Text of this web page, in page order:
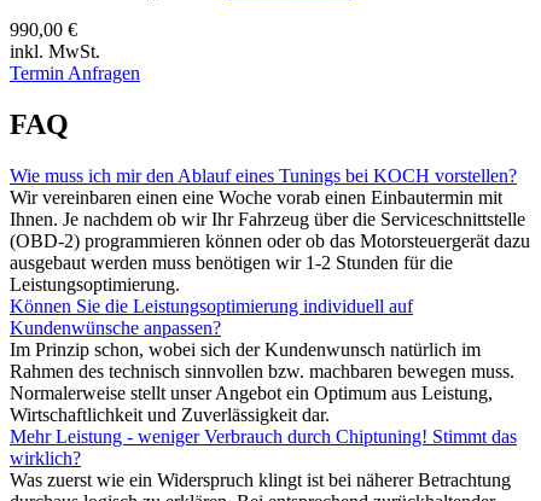
990,00 €
inkl. MwSt.
Termin Anfragen
FAQ
Wie muss ich mir den Ablauf eines Tunings bei KOCH vorstellen?
Wir vereinbaren einen eine Woche vorab einen Einbautermin mit
Ihnen. Je nachdem ob wir Ihr Fahrzeug über die Serviceschnittstelle
(OBD-2) programmieren können oder ob das Motorsteuergerät dazu
ausgebaut werden muss benötigen wir 1-2 Stunden für die
Leistungsoptimierung.
Können Sie die Leistungsoptimierung individuell auf
Kundenwünsche anpassen?
Im Prinzip schon, wobei sich der Kundenwunsch natürlich im
Rahmen des technisch sinnvollen bzw. machbaren bewegen muss.
Normalerweise stellt unser Angebot ein Optimum aus Leistung,
Wirtschaftlichkeit und Zuverlässigkeit dar.
Mehr Leistung - weniger Verbrauch durch Chiptuning! Stimmt das
wirklich?
Was zuerst wie ein Widerspruch klingt ist bei näherer Betrachtung